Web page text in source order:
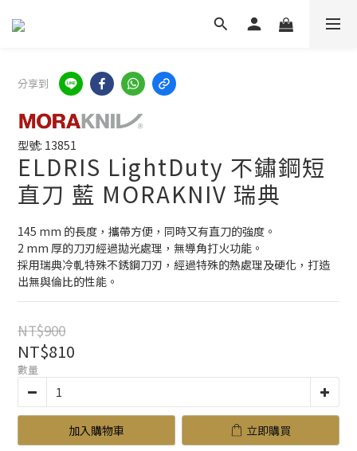
分享到
型號: 13851
ELDRIS LightDuty 不鏽鋼短
直刀 藍 MORAKNIV 瑞典
145 mm 的長度，攜帶方便，同時又有直刀的強度。
2 mm 厚的刀刃經過拋光處理，無導角打火功能。
採用瑞典冷軋特殊不銹鋼刀刃，經過特殊的熱處理及硬化，打造
出無與倫比的性能。
NT$900
NT$810
數量
加入購物車 立即購買